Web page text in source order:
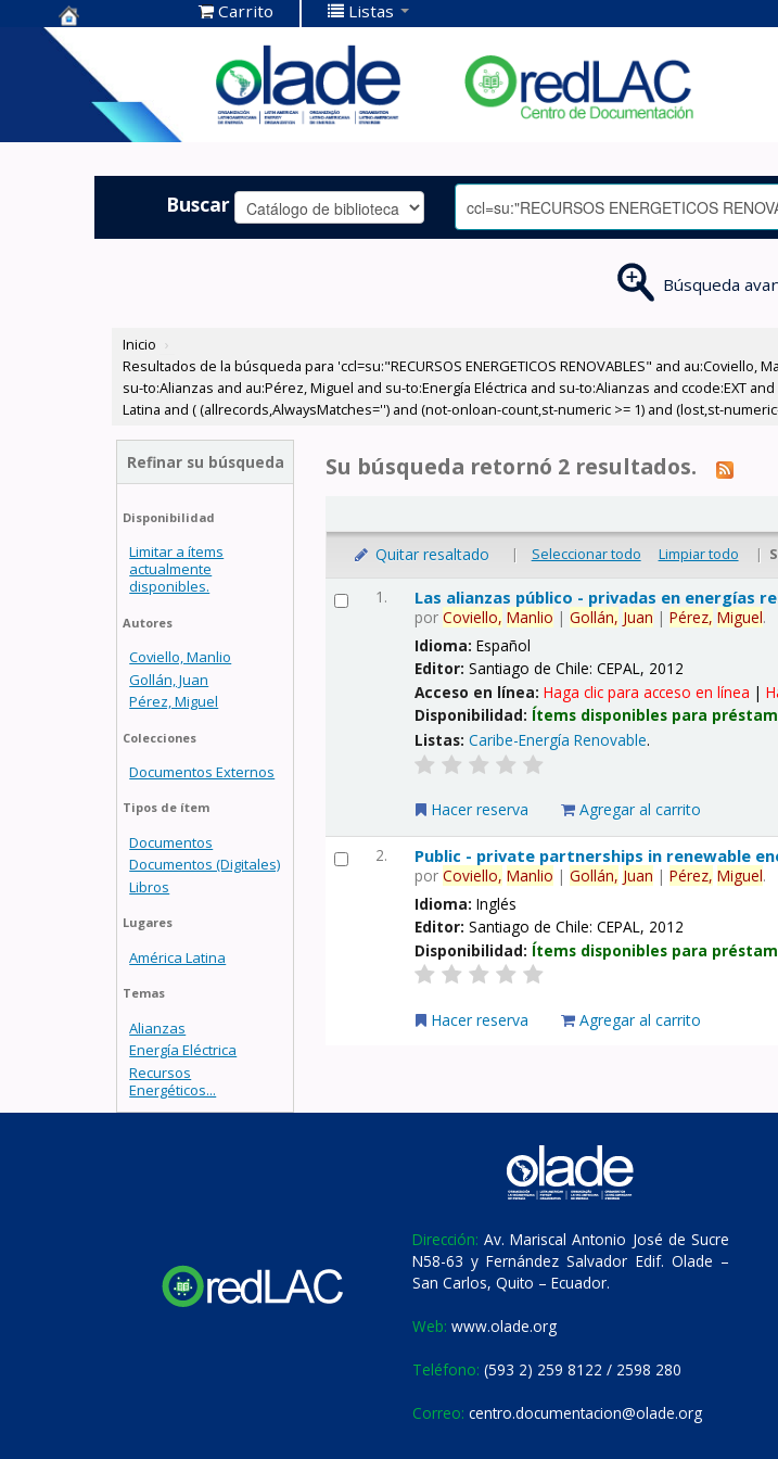
Centro de
Documentación
OLADE -
Carrito Listas
Buscar
Búsqueda
Inicio ›
Resultados de la búsqueda para 'ccl=su:"RECURSOS ENERGETICOS RENOVABLES" and
su-to:Alianzas and au:Pérez, Miguel and su-to:Energía Eléctrica and su-to:Alianzas and ccode:EXT
Latina and ( (allrecords,AlwaysMatches='') and (not-onloan-count,st-numeric >= 1) and (lost,st-
Refinar su búsqueda
Disponibilidad
Limitar a ítems
actualmente
disponibles.
Autores
Coviello, Manlio
Gollán, Juan
Pérez, Miguel
Colecciones
Documentos Externos
Tipos de ítem
Documentos
Documentos (Digitales)
Libros
Lugares
América Latina
Temas
Alianzas
Energía Eléctrica
Recursos
Energéticos...
Su búsqueda retornó 2 resultados.
Quitar resaltado | Seleccionar todo Limpiar todo |
1. Las alianzas público - privadas en energías
porCoviello, Manlio |Gollán, Juan |Pérez, Miguel.
Idioma:Español
Editor:Santiago de Chile: CEPAL, 2012
Acceso en línea:Haga clic para acceso en línea |
Disponibilidad: Ítems disponibles para
Listas: Caribe-Energía Renovable.
Hacer reserva Agregar al carrito
2. Public - private partnerships in renewable
porCoviello, Manlio |Gollán, Juan |Pérez, Miguel.
Idioma:Inglés
Editor:Santiago de Chile: CEPAL, 2012
Disponibilidad: Ítems disponibles para
Hacer reserva Agregar al carrito
Dirección: Av. Mariscal Antonio José de Sucre
N58-63 y Fernández Salvador Edif. Olade –
San Carlos, Quito – Ecuador.
Web: www.olade.org
Teléfono: (593 2) 259 8122 / 2598 280
Correo: centro.documentacion@olade.org